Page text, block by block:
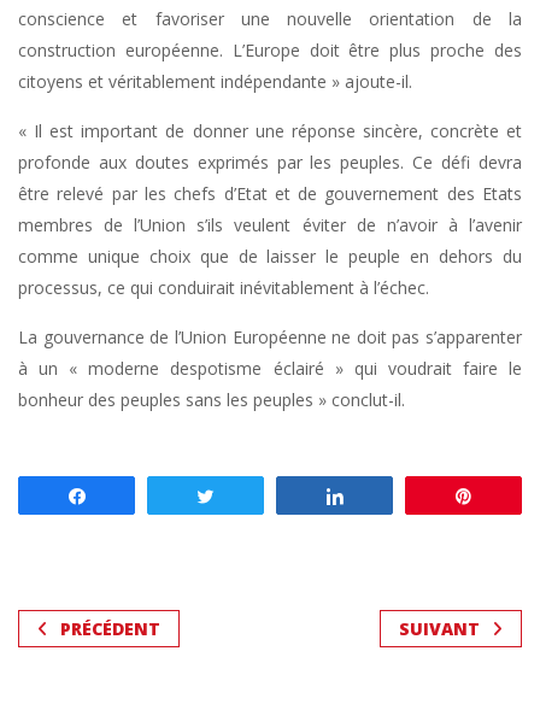
conscience et favoriser une nouvelle orientation de la
construction européenne. L’Europe doit être plus proche des
citoyens et véritablement indépendante » ajoute-il.
« Il est important de donner une réponse sincère, concrète et
profonde aux doutes exprimés par les peuples. Ce défi devra
être relevé par les chefs d’Etat et de gouvernement des Etats
membres de l’Union s’ils veulent éviter de n’avoir à l’avenir
comme unique choix que de laisser le peuple en dehors du
processus, ce qui conduirait inévitablement à l’échec.
La gouvernance de l’Union Européenne ne doit pas s’apparenter
à un « moderne despotisme éclairé » qui voudrait faire le
bonheur des peuples sans les peuples » conclut-il.
PRÉCÉDENT SUIVANT